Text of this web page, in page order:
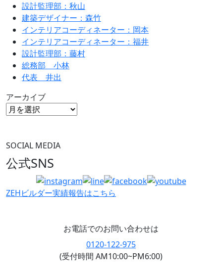
設計監理部：秋山
建築デザイナー：森竹
インテリアコーディネーター：岡本
インテリアコーディネーター：福井
設計監理部：藤村
総務部 小林
代表 井出
アーカイブ
SOCIAL MEDIA
公式SNS
ZEHビルダー実績報告はこちら
お電話でのお問い合わせは
0120-122-975
(受付時間 AM10:00~PM6:00)